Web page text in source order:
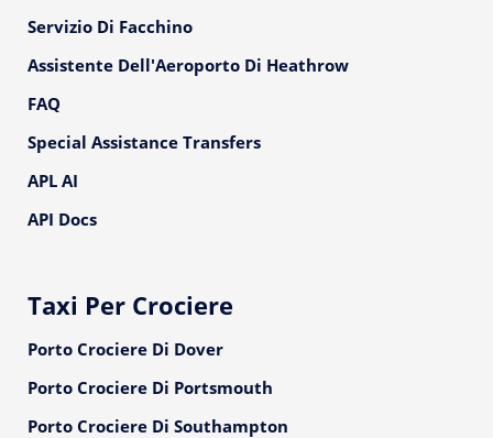
Servizio Di Facchino
Assistente Dell'Aeroporto Di Heathrow
FAQ
Special Assistance Transfers
APL AI
API Docs
Taxi Per Crociere
Porto Crociere Di Dover
Porto Crociere Di Portsmouth
Porto Crociere Di Southampton